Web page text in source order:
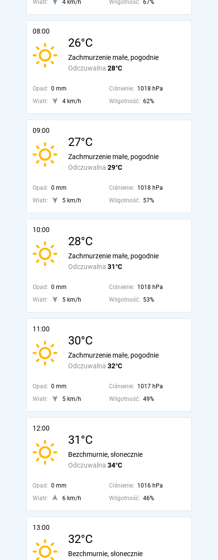
Wiatr: 4 km/h Wilgotność: 67%
08:00
26°C
Odczuwalna 28°C
Zachmurzenie małe, pogodnie
Opad: 0 mm Ciśnienie: 1018 hPa
Wiatr:
4 km/h Wilgotność: 62%
09:00
27°C
Odczuwalna 29°C
Zachmurzenie małe, pogodnie
Opad: 0 mm Ciśnienie: 1018 hPa
Wiatr:
5 km/h Wilgotność: 57%
10:00
28°C
Odczuwalna 31°C
Zachmurzenie małe, pogodnie
Opad: 0 mm Ciśnienie: 1018 hPa
Wiatr:
5 km/h Wilgotność: 53%
11:00
30°C
Odczuwalna 32°C
Zachmurzenie małe, pogodnie
Opad: 0 mm Ciśnienie: 1017 hPa
Wiatr:
5 km/h Wilgotność: 49%
12:00
31°C
Odczuwalna 34°C
Bezchmurnie, słonecznie
Opad: 0 mm Ciśnienie: 1016 hPa
Wiatr:
6 km/h Wilgotność: 46%
13:00
32°C
Bezchmurnie, słonecznie